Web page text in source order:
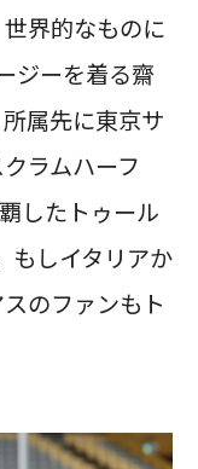
界的なものに
ジーを着る齋
属先に東京サ
ラムハーフ
したトゥール
もしイタリアか
のファンもト